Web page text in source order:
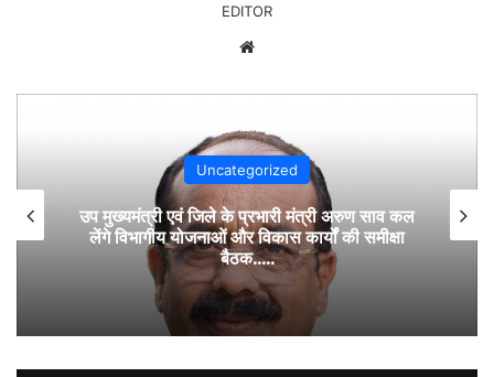
EDITOR
Uncategorized
उप मुख्यमंत्री एवं जिले के प्रभारी मंत्री अरुण साव कल
लेंगे विभागीय योजनाओं और विकास कार्यों की समीक्षा
बैठक…..